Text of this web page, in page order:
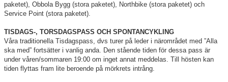
paketet), Obbola Bygg (stora paketet), Northbike (stora paketet) och
Service Point (stora paketet).
TISDAGS-, TORSDAGSPASS OCH SPONTANCYKLING
Våra traditionella Tisdagspass, dvs turer på leder i närområdet med ”Alla
ska med” fortsätter i vanlig anda. Den stående tiden för dessa pass är
under våren/sommaren 19:00 om inget annat meddelas. Till hösten kan
tiden flyttas fram lite beroende på mörkrets intrång.